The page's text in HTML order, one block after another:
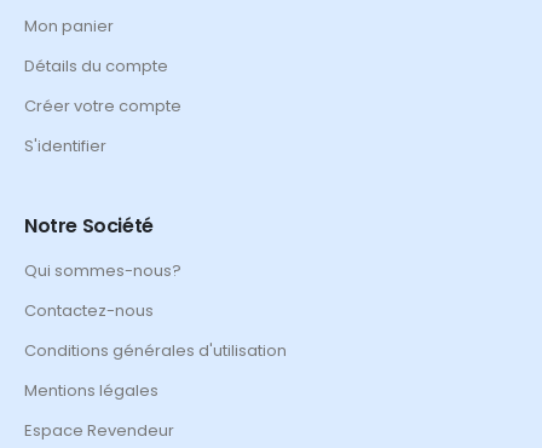
Mon panier
Détails du compte
Créer votre compte
S'identifier
Notre Société
Qui sommes-nous?
Contactez-nous
Conditions générales d'utilisation
Mentions légales
Espace Revendeur